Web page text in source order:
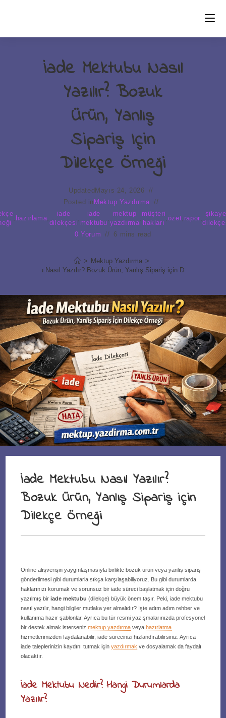
İade Mektubu Nasıl
Yazılır? Bozuk
Ürün, Yanlış
Sipariş Için
Dilekçe Örneği
Updated Mayıs 24, 2026
Posted in Mektup Yazdırma
, hazırlama,
iade
dilekçesi
,
iade
mektubu
,
mektup
yazdırma
,
müşteri
hakları
,özet, rapor,
0 Yorum
6 mins read
> Mektup Yazdırma >
İade Mektubu Nasıl Yazılır? Bozuk Ürün, Yanlış Sipariş için Dilekçe Örneği
İade Mektubu Nasıl Yazılır?
Bozuk Ürün, Yanlış Sipariş için
Dilekçe Örneği
Online alışverişin yaygınlaşmasıyla birlikte bozuk ürün veya yanlış sipariş
gönderilmesi gibi durumlarla sıkça karşılaşabiliyoruz. Bu gibi durumlarda
haklarınızı korumak ve sorunsuz bir iade süreci başlatmak için doğru
yazılmış biriade mektubu (dilekçe) büyük önem taşır. Peki, iade mektubu
nasıl yazılır, hangi bilgiler mutlaka yer almalıdır? İşte adım adım rehber ve
kullanıma hazır şablonlar. Ayrıca bu tür resmi yazışmalarınızda profesyonel
bir destek almak istersenizmektup yazdırma veyahazırlatma
hizmetlerimizden faydalanabilir, iade sürecinizi hızlandırabilirsiniz. Ayrıca
iade taleplerinizin kaydını tutmak içinyazdırmak ve dosyalamak da faydalı
olacaktır.
İade Mektubu Nedir? Hangi Durumlarda
Yazılır?